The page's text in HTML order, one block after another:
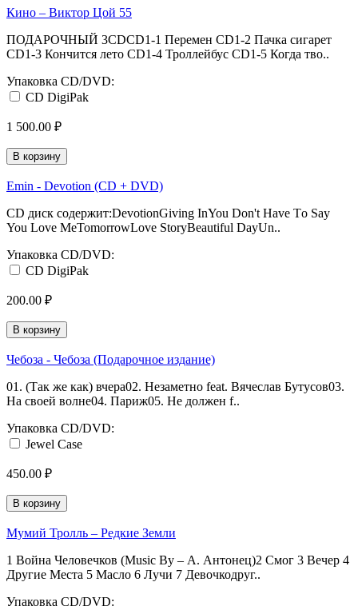
Кино ‎– Виктор Цой 55
ПОДАРОЧНЫЙ 3CDCD1-1 Перемен CD1-2 Пачка сигарет
CD1-3 Кончится лето CD1-4 Троллейбус CD1-5 Когда тво..
Упаковка CD/DVD:
CD DigiPak
1 500.00 ₽
В корзину
Emin - Devotion (CD + DVD)
CD диск содержит:DevotionGiving InYou Don't Have Тo Say
You Love MeTomorrowLove StoryBeautiful DayUn..
Упаковка CD/DVD:
CD DigiPak
200.00 ₽
В корзину
Чебоза - Чебоза (Подарочное издание)
01. (Так же как) вчера02. Незаметно feat. Вячеслав Бутусов03.
На своей волне04. Париж05. Не должен f..
Упаковка CD/DVD:
Jewel Case
450.00 ₽
В корзину
Мумий Тролль ‎– Редкие Земли
1 Война Человечков (Music By – А. Антонец)2 Смог 3 Вечер 4
Другие Места 5 Масло 6 Лучи 7 Девочкодруг..
Упаковка CD/DVD: